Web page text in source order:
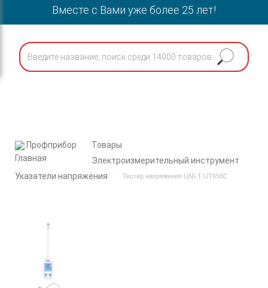
Вместе с Вами уже более 25 лет!
Профприбор
Товары
Электроизмерительный инструмент
Указатели напряжения
Тестер напряжения UNI-T UT658C